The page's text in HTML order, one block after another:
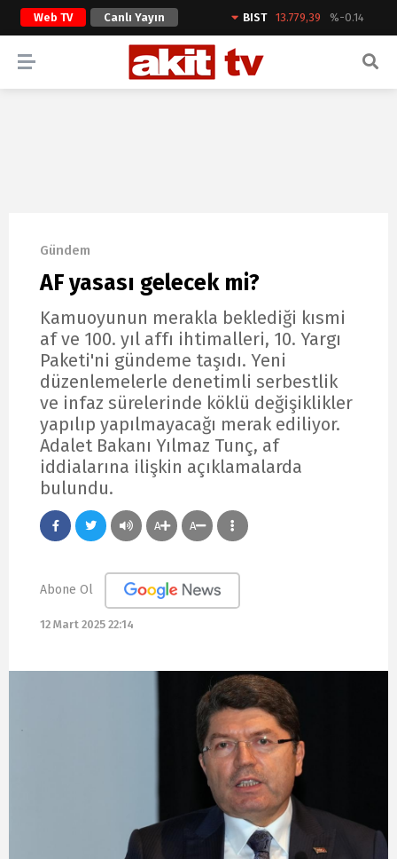
Web TV Canlı Yayın BIST 13.779,39 %-0.14
ARAMA YAP
Gündem
AF yasası gelecek mi?
Kamuoyunun merakla beklediği kısmi
af ve 100. yıl affı ihtimalleri, 10. Yargı
Paketi'ni gündeme taşıdı. Yeni
düzenlemelerle denetimli serbestlik
ve infaz sürelerinde köklü değişiklikler
yapılıp yapılmayacağı merak ediliyor.
Adalet Bakanı Yılmaz Tunç, af
iddialarına ilişkin açıklamalarda
bulundu.
A A
Abone Ol
12 Mart 2025 22:14